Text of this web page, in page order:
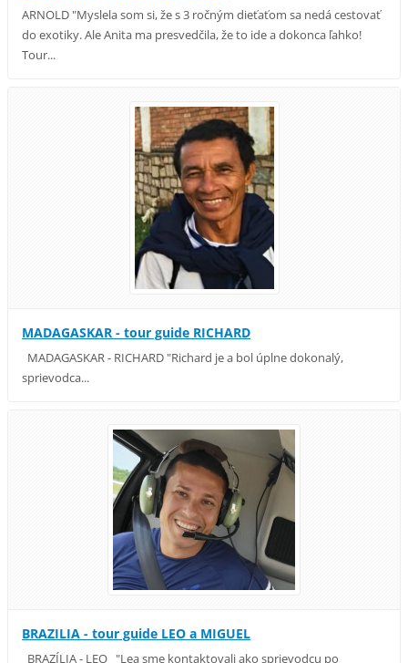
ARNOLD "Myslela som si, že s 3 ročným dieťaťom sa nedá cestovať
do exotiky. Ale Anita ma presvedčila, že to ide a dokonca ľahko!
Tour...
MADAGASKAR - tour guide RICHARD
MADAGASKAR - RICHARD "Richard je a bol úplne dokonalý,
sprievodca...
BRAZILIA - tour guide LEO a MIGUEL
BRAZÍLIA - LEO "Lea sme kontaktovali ako sprievodcu po